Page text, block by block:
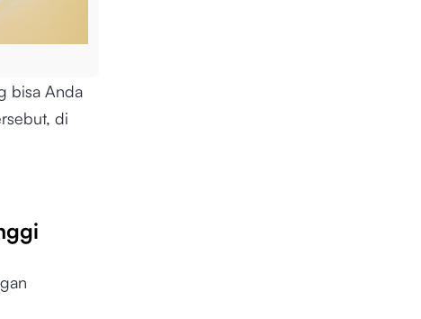
bisa Anda
di